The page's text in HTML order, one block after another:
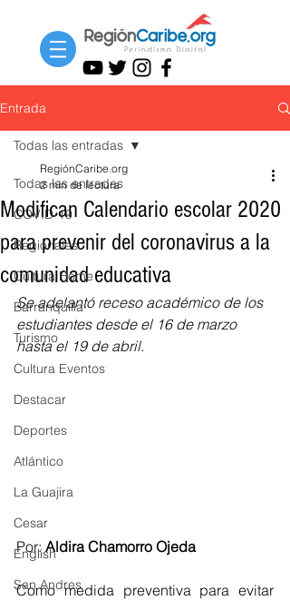
Entrada
Todas las entradas
COVID-19
Regionales
Cultura Home
Barranquilla
Turismo
Cultura Eventos
Destacar
Deportes
Atlántico
La Guajira
Cesar
English
San Andres
Todas las entradas
Modifican Calendario escolar 2020
para prevenir del coronavirus a la
comunidad educativa
RegiónCaribe.org
2 min de lectura
Se adelantó receso académico de los
estudiantes desde el 16 de marzo
hasta el 19 de abril.
Por: Aldira Chamorro Ojeda
Como medida preventiva para evitar